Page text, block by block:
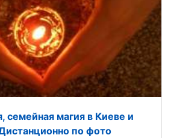
семейная магия в Киеве и
по фото